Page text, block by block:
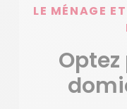
LE MÉNAGE
Optez